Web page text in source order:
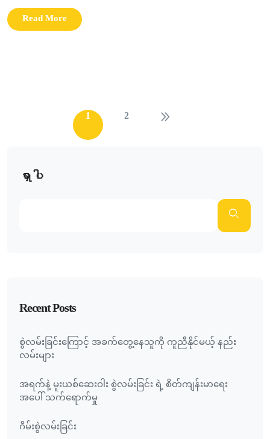
Read More
1 2
ရှာပါ
Recent Posts
စွဲလမ်းခြင်းကြောင့် အခက်တွေ့နေသူကို ကူညီနိုင်မယ့် နည်း
လမ်းများ
အရက်နဲ့ မူးယစ်ဆေးဝါး စွဲလမ်းခြင်း ရဲ့ စိတ်ကျန်းမာရေး
အပေါ် သက်ရောက်မှု
ဂိမ်းစွဲလမ်းခြင်း